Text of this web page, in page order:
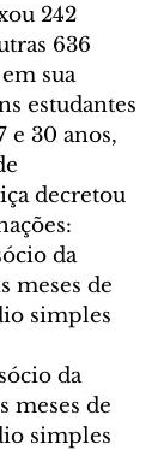
242
636
sua
estudantes
e 30 anos,
decretou
da
meses de
simples
da
meses de
simples